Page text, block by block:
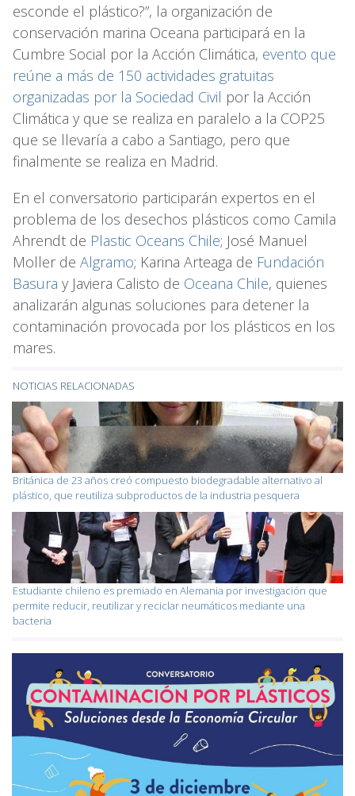
esconde el plástico?”, la organización de
conservación marina Oceana participará en la
Cumbre Social por la Acción Climática, evento que
reúne a más de 150 actividades gratuitas
organizadas por la Sociedad Civil por la Acción
Climática y que se realiza en paralelo a la COP25
que se llevaría a cabo a Santiago, pero que
finalmente se realiza en Madrid.
En el conversatorio participarán expertos en el
problema de los desechos plásticos como Camila
Ahrendt de Plastic Oceans Chile; José Manuel
Moller de Algramo; Karina Arteaga de Fundación
Basura y Javiera Calisto de Oceana Chile, quienes
analizarán algunas soluciones para detener la
contaminación provocada por los plásticos en los
mares.
NOTICIAS RELACIONADAS
Británica de 23 años creó compuesto biodegradable alternativo al
plástico, que reutiliza subproductos de la industria pesquera
Estudiante chileno es premiado en Alemania por investigación que
permite reducir, reutilizar y reciclar neumáticos mediante una
bacteria